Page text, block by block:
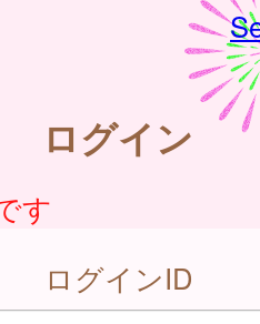
ログイン
す
ログインID